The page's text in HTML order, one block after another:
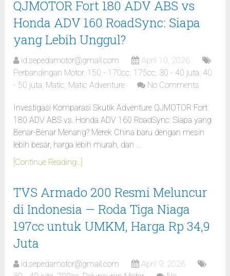
QJMOTOR Fort 180 ADV ABS vs
Honda ADV 160 RoadSync: Siapa
yang Lebih Unggul?
id.sepedamotor@gmail.com
April 10, 2026
Perbandingan Motor, 150 - 170cc, 175cc, 30 - 40 juta, 40
- 50 juta, Matic, Matic Adventure No Comments
Investigasi Komparasi Skutik Adventure QJMOTOR Fort
180 ADV ABS vs. Honda ADV 160 RoadSync: Siapa yang
Benar-Benar Menang? Merek China baru dengan mesin
lebih besar, harga lebih murah, dan …
[Continue Reading...]
TVS Armado 200 Resmi Meluncur
di Indonesia — Roda Tiga Niaga
197cc untuk UMKM, Harga Rp 34,9
Juta
id.sepedamotor@gmail.com
April 9, 2026